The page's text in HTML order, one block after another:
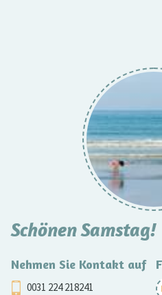
Schönen Samstag!
Nehmen Sie Kontakt auf
0031 224 218241